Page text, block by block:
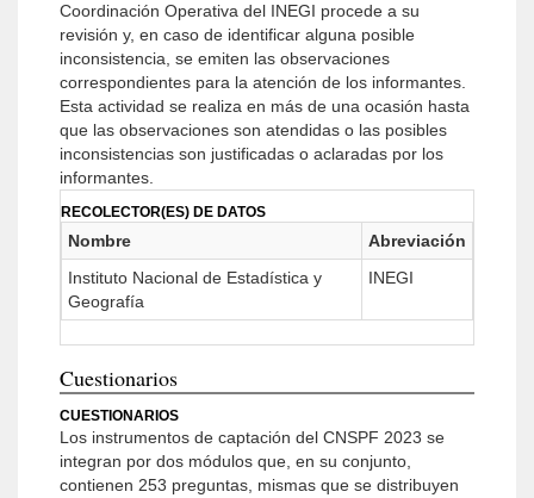
Coordinación Operativa del INEGI procede a su
revisión y, en caso de identificar alguna posible
inconsistencia, se emiten las observaciones
correspondientes para la atención de los informantes.
Esta actividad se realiza en más de una ocasión hasta
que las observaciones son atendidas o las posibles
inconsistencias son justificadas o aclaradas por los
informantes.
RECOLECTOR(ES) DE DATOS
Nombre
Abreviación
Instituto Nacional de Estadística y
Geografía
INEGI
Cuestionarios
CUESTIONARIOS
Los instrumentos de captación del CNSPF 2023 se
integran por dos módulos que, en su conjunto,
contienen 253 preguntas, mismas que se distribuyen